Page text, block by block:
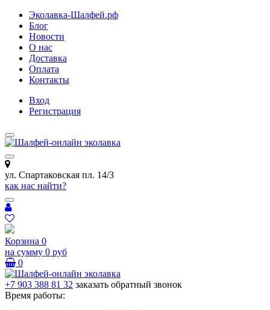
Эколавка-Шалфей.рф
Блог
Новости
О нас
Доставка
Оплата
Контакты
Вход
Регистрация
ул. Спартаковская пл. 14/3
как нас найти?
Корзина 0
на сумму 0 руб
0
+7 903 388 81 32 заказать обратный звонок
Время работы: